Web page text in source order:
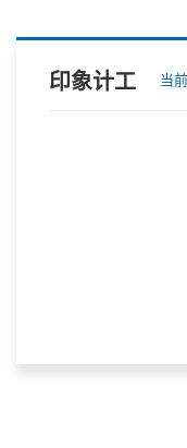
印象计工 当